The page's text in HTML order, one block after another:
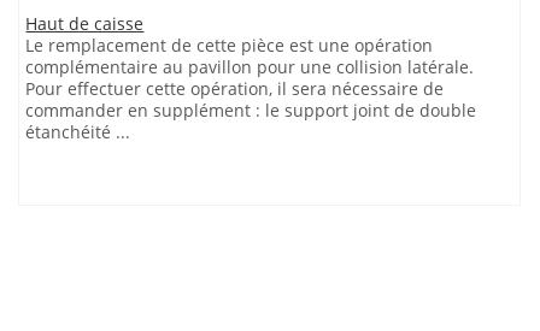
Haut de caisse
Le remplacement de cette pièce est une opération
complémentaire au pavillon pour une collision latérale.
Pour effectuer cette opération, il sera nécessaire de
commander en supplément : le support joint de double
étanchéité ...